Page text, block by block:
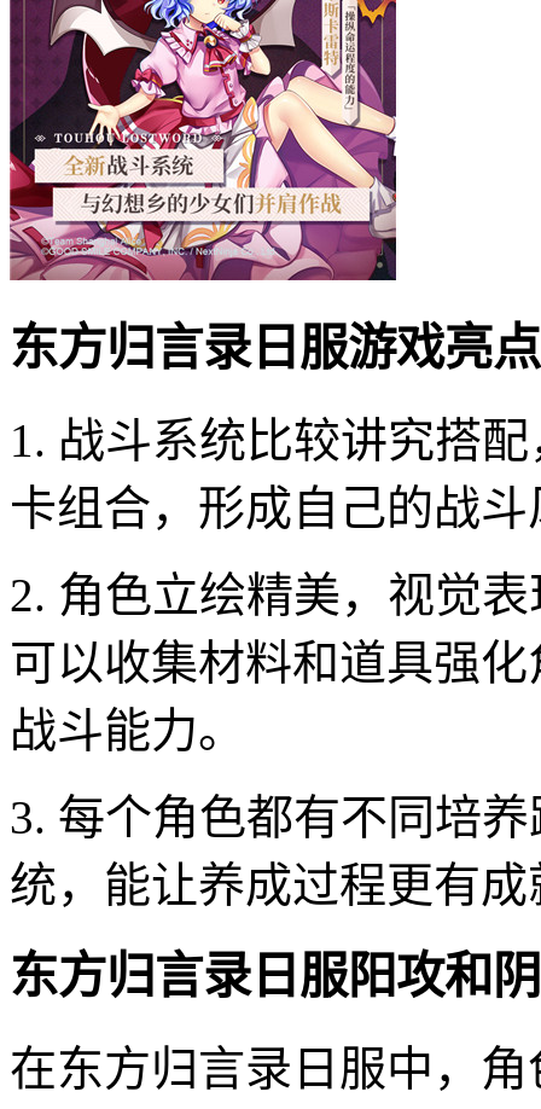
东方归言录日服游戏亮
1. 战斗系统比较讲究搭
卡组合，形成自己的战
2. 角色立绘精美，视觉
可以收集材料和道具强
战斗能力。
3. 每个角色都有不同培
统，能让养成过程更有成
东方归言录日服阳攻和
在东方归言录日服中，